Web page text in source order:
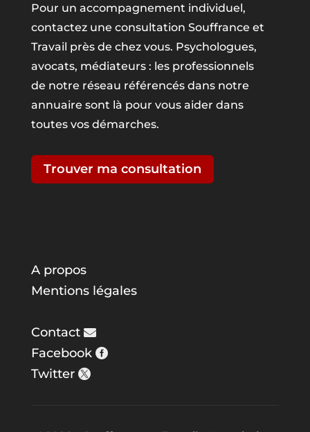
Pour un accompagnement individuel,
contactez une consultation Souffrance et
Travail près de chez vous. Psychologues,
avocats, médiateurs : les professionnels
de notre réseau référencés dans notre
annuaire sont là pour vous aider dans
toutes vos démarches.
Trouver ma consultation
A propos
Mentions légales
Contact
Facebook
Twitter